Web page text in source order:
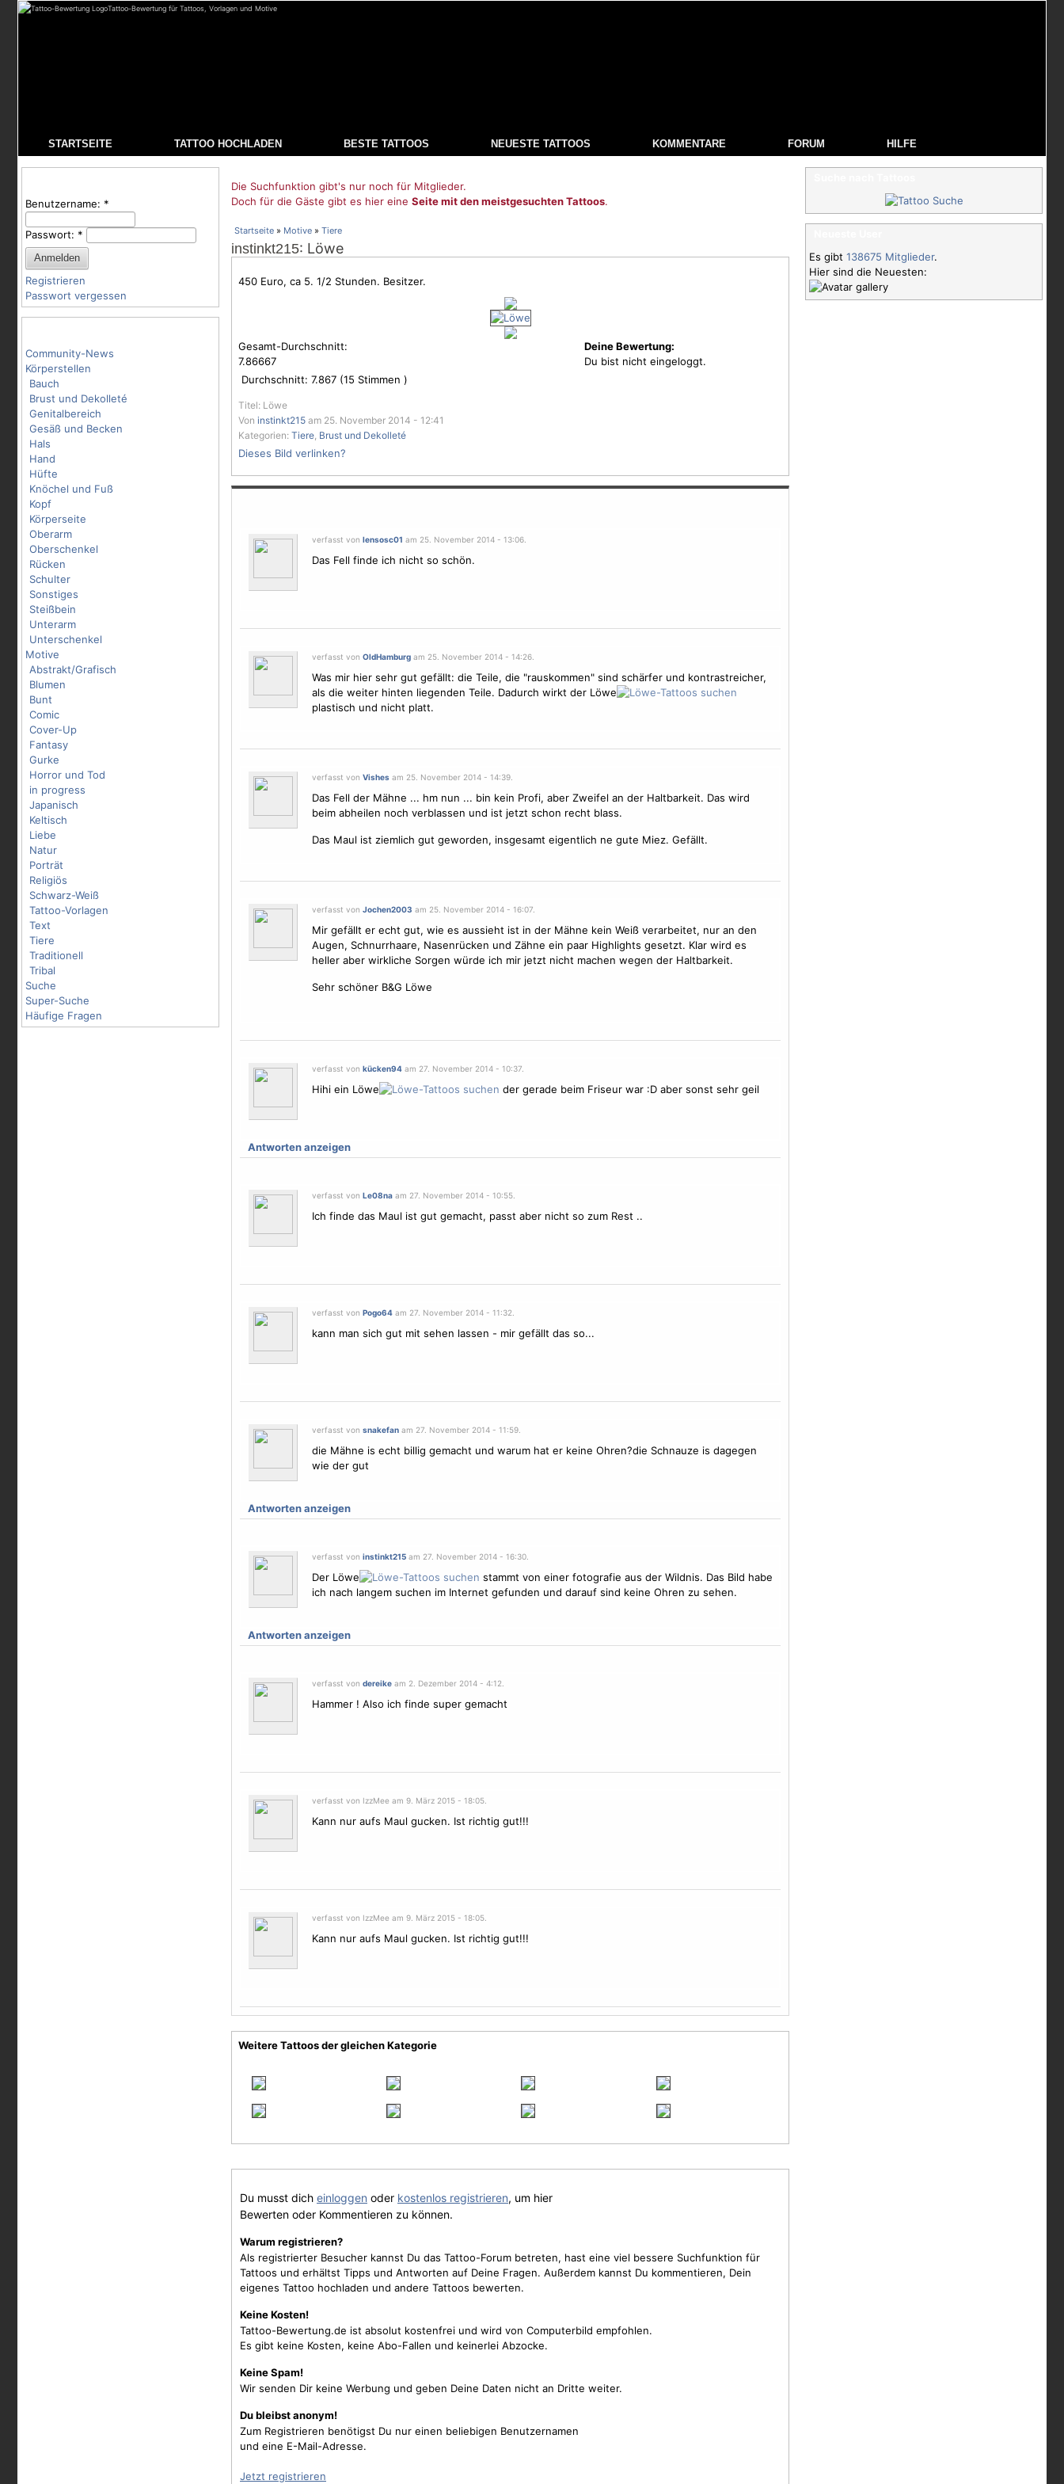
Tattoo-Bewertung für Tattoos, Vorlagen und Motive
STARTSEITE TATTOO HOCHLADEN BESTE TATTOOS NEUESTE TATTOOS KOMMENTARE FORUM HILFE
Benutzername: *
Passwort: *
Registrieren
Passwort vergessen
Community-News
Körperstellen
Bauch
Brust und Dekolleté
Genitalbereich
Gesäß und Becken
Hals
Hand
Hüfte
Knöchel und Fuß
Kopf
Körperseite
Oberarm
Oberschenkel
Rücken
Schulter
Sonstiges
Steißbein
Unterarm
Unterschenkel
Motive
Abstrakt/Grafisch
Blumen
Bunt
Comic
Cover-Up
Fantasy
Gurke
Horror und Tod
in progress
Japanisch
Keltisch
Liebe
Natur
Porträt
Religiös
Schwarz-Weiß
Tattoo-Vorlagen
Text
Tiere
Traditionell
Tribal
Suche
Super-Suche
Häufige Fragen
Die Suchfunktion gibt's nur noch für Mitglieder.
Doch für die Gäste gibt es hier eine Seite mit den meistgesuchten Tattoos.
Startseite » Motive » Tiere
instinkt215: Löwe
450 Euro, ca 5. 1/2 Stunden. Besitzer.
Gesamt-Durchschnitt:
7.86667
Durchschnitt: 7.867 (15 Stimmen )
Deine Bewertung:
Du bist nicht eingeloggt.
Titel: Löwe
Von instinkt215 am 25. November 2014 - 12:41
Kategorien: Tiere, Brust und Dekolleté
Dieses Bild verlinken?
verfasst von lensosc01 am 25. November 2014 - 13:06.
Das Fell finde ich nicht so schön.
verfasst von OldHamburgam 25. November 2014 - 14:26.
Was mir hier sehr gut gefällt: die Teile, die "rauskommen" sind schärfer und kontrastreicher,
als die weiter hinten liegenden Teile. Dadurch wirkt der Löwe
plastisch und nicht platt.
verfasst von Vishesam 25. November 2014 - 14:39.
Das Fell der Mähne ... hm nun ... bin kein Profi, aber Zweifel an der Haltbarkeit. Das wird
beim abheilen noch verblassen und ist jetzt schon recht blass.
Das Maul ist ziemlich gut geworden, insgesamt eigentlich ne gute Miez. Gefällt.
verfasst von Jochen2003 am 25. November 2014 - 16:07.
Mir gefällt er echt gut, wie es aussieht ist in der Mähne kein Weiß verarbeitet, nur an den
Augen, Schnurrhaare, Nasenrücken und Zähne ein paar Highlights gesetzt. Klar wird es
heller aber wirkliche Sorgen würde ich mir jetzt nicht machen wegen der Haltbarkeit.
Sehr schöner B&G Löwe
verfasst von kücken94am 27. November 2014 - 10:37.
Hihi ein Löwe der gerade beim Friseur war :D aber sonst sehr geil
Antworten anzeigen
verfasst von Le08naam 27. November 2014 - 10:55.
Ich finde das Maul ist gut gemacht, passt aber nicht so zum Rest ..
verfasst von Pogo64am 27. November 2014 - 11:32.
kann man sich gut mit sehen lassen - mir gefällt das so...
verfasst von snakefanam 27. November 2014 - 11:59.
die Mähne is echt billig gemacht und warum hat er keine Ohren?die Schnauze is dagegen
wie der gut
Antworten anzeigen
verfasst von instinkt215am 27. November 2014 - 16:30.
Der Löwe
stammt von einer fotografie aus der Wildnis. Das Bild habe
ich nach langem suchen im Internet gefunden und darauf sind keine Ohren zu sehen.
Antworten anzeigen
verfasst von dereikeam 2. Dezember 2014 - 4:12.
Hammer ! Also ich finde super gemacht
verfasst von IzzMee am 9. März 2015 - 18:05.
Kann nur aufs Maul gucken. Ist richtig gut!!!
verfasst von IzzMee am 9. März 2015 - 18:05.
Kann nur aufs Maul gucken. Ist richtig gut!!!
Weitere Tattoos der gleichen Kategorie
Du musst dich einloggen oder kostenlos registrieren, um hier
Bewerten oder Kommentieren zu können.
Warum registrieren?
Als registrierter Besucher kannst Du das Tattoo-Forum betreten, hast eine viel bessere Suchfunktion für
Tattoos und erhältst Tipps und Antworten auf Deine Fragen. Außerdem kannst Du kommentieren, Dein
eigenes Tattoo hochladen und andere Tattoos bewerten.
Keine Kosten!
Tattoo-Bewertung.de ist absolut kostenfrei und wird von Computerbild empfohlen.
Es gibt keine Kosten, keine Abo-Fallen und keinerlei Abzocke.
Keine Spam!
Wir senden Dir keine Werbung und geben Deine Daten nicht an Dritte weiter.
Du bleibst anonym!
Zum Registrieren benötigst Du nur einen beliebigen Benutzernamen
und eine E-Mail-Adresse.
Jetzt registrieren
Es gibt 138675 Mitglieder.
Hier sind die Neuesten: